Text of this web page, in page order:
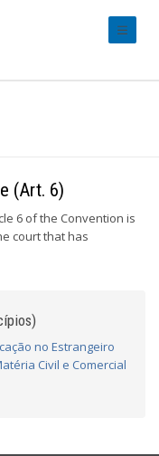
(Art. 6)
6 of the Convention is
court that has
no Estrangeiro
Civil e Comercial